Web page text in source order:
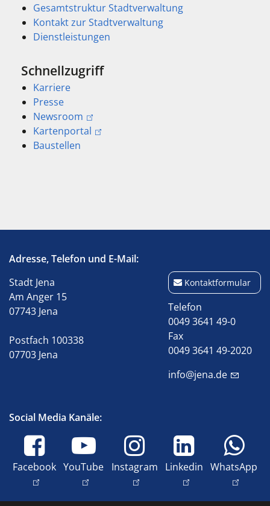
Gesamtstruktur Stadtverwaltung
Kontakt zur Stadtverwaltung
Dienstleistungen
Schnellzugriff
Karriere
Presse
Newsroom
Kartenportal
Baustellen
Adresse, Telefon und E-Mail:
Stadt Jena
Am Anger 15
07743 Jena
Postfach 100338
07703 Jena
Kontaktformular
Telefon
0049 3641 49-0
Fax
0049 3641 49-2020
info@jena.de
Social Media Kanäle:
Facebook YouTube Instagram Linkedin WhatsApp